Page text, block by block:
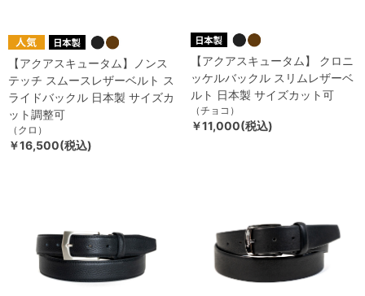
【アクアスキュータム】ノンス
テッチ スムースレザーベルト ス
ライドバックル 日本製 サイズカ
ット調整可
（クロ）
￥16,500(税込)
【アクアスキュータム】 クロニ
ッケルバックル スリムレザーベ
ルト 日本製 サイズカット可
（チョコ）
￥11,000(税込)